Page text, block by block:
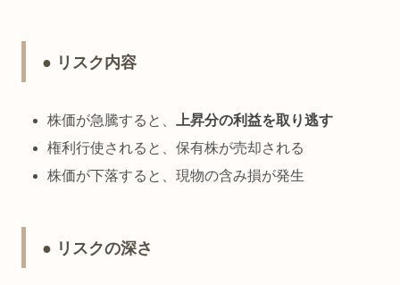
● リスク内容
株価が急騰すると、
上昇分の利益を取り逃す
権利行使されると、保有株が売却される
株価が下落すると、現物の含み損が発生
● リスクの深さ